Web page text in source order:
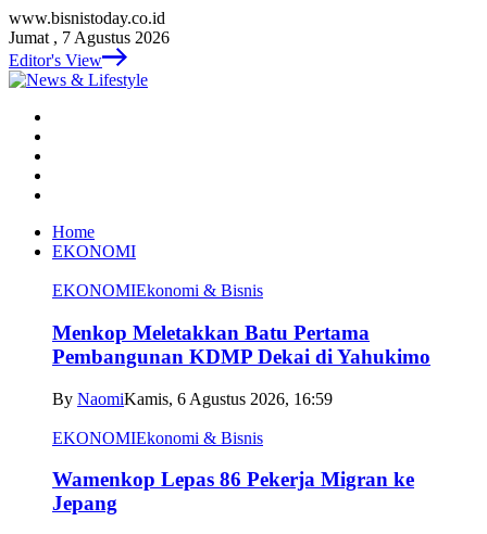
www.bisnistoday.co.id
Jumat , 7 Agustus 2026
Editor's View
Home
EKONOMI
EKONOMIEkonomi & Bisnis
Menkop Meletakkan Batu Pertama
Pembangunan KDMP Dekai di Yahukimo
By NaomiKamis, 6 Agustus 2026, 16:59
EKONOMIEkonomi & Bisnis
Wamenkop Lepas 86 Pekerja Migran ke
Jepang